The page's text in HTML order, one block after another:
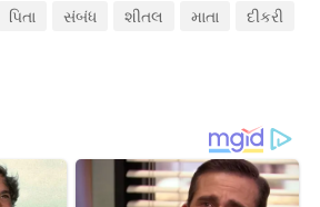
પિતા સંબંધ શીતલ માતા
દીકરી